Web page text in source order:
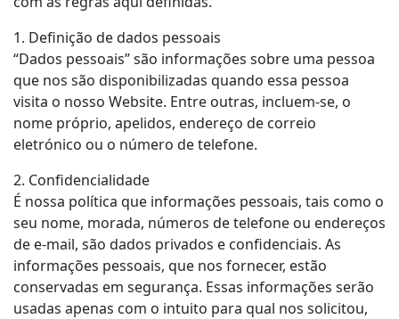
1. Definição de dados pessoais
“Dados pessoais” são informações sobre uma pessoa
que nos são disponibilizadas quando essa pessoa
visita o nosso Website. Entre outras, incluem-se, o
nome próprio, apelidos, endereço de correio
eletrónico ou o número de telefone.
2. Confidencialidade
É nossa política que informações pessoais, tais como o
seu nome, morada, números de telefone ou endereços
de e-mail, são dados privados e confidenciais. As
informações pessoais, que nos fornecer, estão
conservadas em segurança. Essas informações serão
usadas apenas com o intuito para qual nos solicitou,